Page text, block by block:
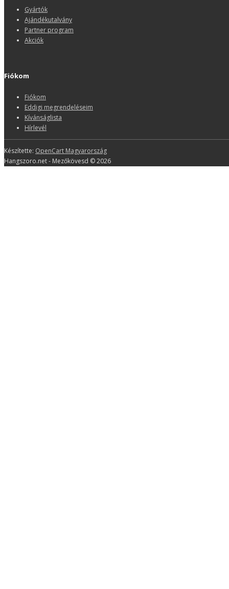
Gyártók
Ajándékutalvány
Partner program
Akciók
Fiókom
Fiókom
Eddigi megrendeléseim
Kívánságlista
Hírlevél
Készítette: OpenCart Magyarország
Hangszoro.net - Mezőkövesd © 2026